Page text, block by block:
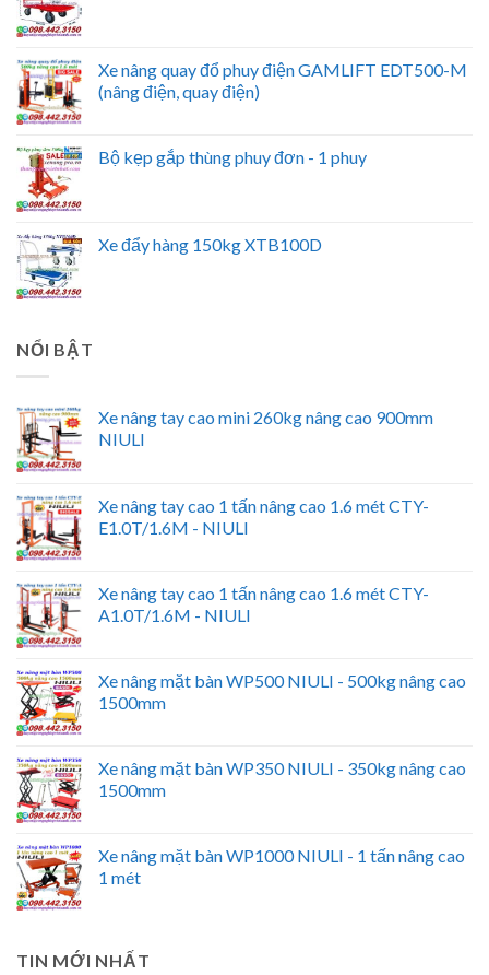
Xe nâng quay đổ phuy điện GAMLIFT EDT500-M
(nâng điện, quay điện)
Bộ kẹp gắp thùng phuy đơn - 1 phuy
Xe đẩy hàng 150kg XTB100D
NỔI BẬT
Xe nâng tay cao mini 260kg nâng cao 900mm
NIULI
Xe nâng tay cao 1 tấn nâng cao 1.6 mét CTY-
E1.0T/1.6M - NIULI
Xe nâng tay cao 1 tấn nâng cao 1.6 mét CTY-
A1.0T/1.6M - NIULI
Xe nâng mặt bàn WP500 NIULI - 500kg nâng cao
1500mm
Xe nâng mặt bàn WP350 NIULI - 350kg nâng cao
1500mm
Xe nâng mặt bàn WP1000 NIULI - 1 tấn nâng cao
1 mét
TIN MỚI NHẤT